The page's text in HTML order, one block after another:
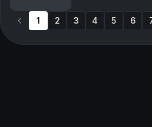
1 2 3 4 5 6